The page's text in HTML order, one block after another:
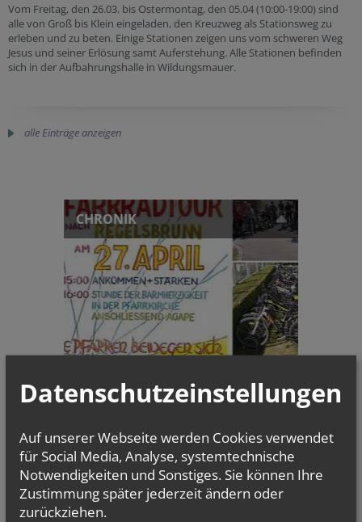
Vom Freitag, den 26.03. bis Ostermontag, den 05.04 (10:00-19:00) sind
alle von Groß bis Klein eingeladen, den Kreuzweg als Stationsweg zu
erleben und zu beten. Einige Stationen zeigen uns vom schweren Weg
Jesus und seiner Erlösung samt Auferstehung. Alle Stationen befinden
sich in der Aufbahrungshalle in Wildungsmauer.
alle Einträge anzeigen
CHRONIK
Ein Fest des Glaubens und
GOTTESDIENSTE
Evangelium
Datenschutzeinstellungen
Auf unserer Webseite werden Cookies verwendet
für Social Media, Analyse, systemtechnische
Notwendigkeiten und Sonstiges. Sie können Ihre
Zustimmung später jederzeit ändern oder
zurückziehen.